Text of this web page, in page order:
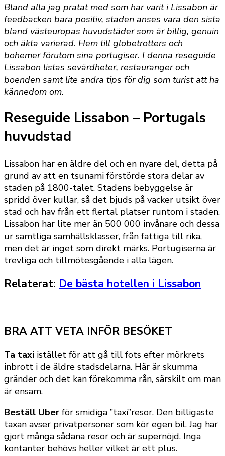
Bland alla jag pratat med som har varit i Lissabon är
feedbacken bara positiv, staden anses vara den sista
bland västeuropas huvudstäder som är billig, genuin
och äkta varierad. Hem till globetrotters och
bohemer förutom sina portugiser. I denna reseguide
Lissabon listas sevärdheter, restauranger och
boenden samt lite andra tips för dig som turist att ha
kännedom om.
Reseguide Lissabon – Portugals
huvudstad
Lissabon har en äldre del och en nyare del, detta på
grund av att en tsunami förstörde stora delar av
staden på 1800-talet. Stadens bebyggelse är
spridd över kullar, så det bjuds på vacker utsikt över
stad och hav från ett flertal platser runtom i staden.
Lissabon har lite mer än 500 000 invånare och dessa
ur samtliga samhällsklasser, från fattiga till rika,
men det är inget som direkt märks. Portugiserna är
trevliga och tillmötesgående i alla lägen.
Relaterat: De bästa hotellen i Lissabon
BRA ATT VETA INFÖR BESÖKET
Ta taxi istället för att gå till fots efter mörkrets
inbrott i de äldre stadsdelarna. Här är skumma
gränder och det kan förekomma rån, särskilt om man
är ensam.
Beställ Uber för smidiga ”taxi”resor. Den billigaste
taxan avser privatpersoner som kör egen bil. Jag har
gjort många sådana resor och är supernöjd. Inga
kontanter behövs heller vilket är ett plus.